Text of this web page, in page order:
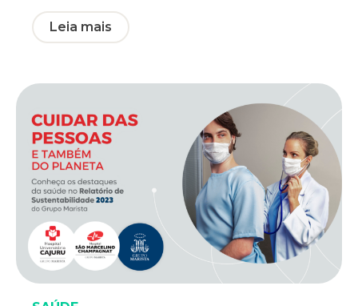
Leia mais